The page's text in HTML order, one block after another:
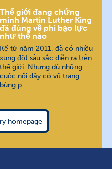
Thế giới đang chứng
minh Martin Luther King
đã đúng về phi bạo lực
như thế nào
Kể từ năm 2011, đã có nhiều
xung đột sâu sắc diễn ra trên
thế giới. Nhưng dù những
cuộc nổi dậy có vũ trang
bùng p…
homepage